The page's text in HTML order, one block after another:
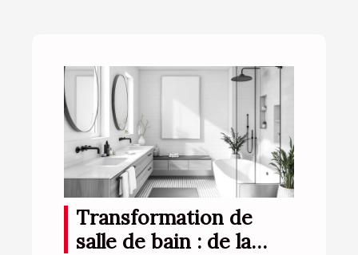
Transformation de
salle de bain : de la